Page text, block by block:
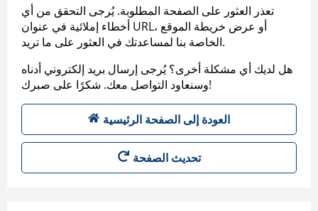
تعذر العثور على الصفحة المطلوبة. يُرجى التحقق من أي
أخطاء إملائية في عنوان URL، أو عرض خريطة الموقع
الخاصة بنا لمساعدتك في العثور على ما تريد.
هل لديك أي مشكلة أخرى؟ يُرجى إرسال بريد إلكتروني أدناه
وسنعاود التواصل معك. شكرًا على صبرك!
العودة إلى الصفحة الرئيسية
تحديث الصفحة